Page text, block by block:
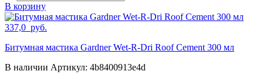
В корзину
337,0 руб.
Битумная мастика Gardner Wet-R-Dri Roof Cement 300 мл
В наличии Артикул: 4b8400913e4d